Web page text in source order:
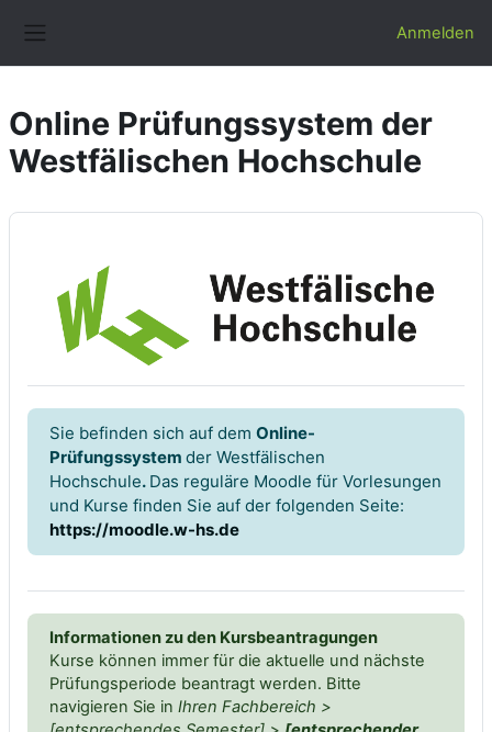
Anmelden
Online Prüfungssystem der
Westfälischen Hochschule
Sie befinden sich auf dem Online-
Prüfungssystem der Westfälischen
Hochschule. Das reguläre Moodle für Vorlesungen
und Kurse finden Sie auf der folgenden Seite:
https://moodle.w-hs.de
Informationen zu den Kursbeantragungen
Kurse können immer für die aktuelle und nächste
Prüfungsperiode beantragt werden. Bitte
navigieren Sie in Ihren Fachbereich >